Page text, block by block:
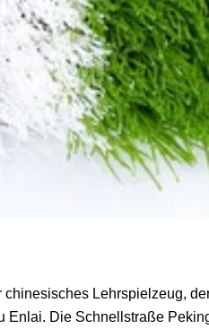
Lehrspielzeug,
Die Schnellstraße